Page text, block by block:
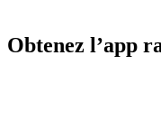
Obtenez l’app